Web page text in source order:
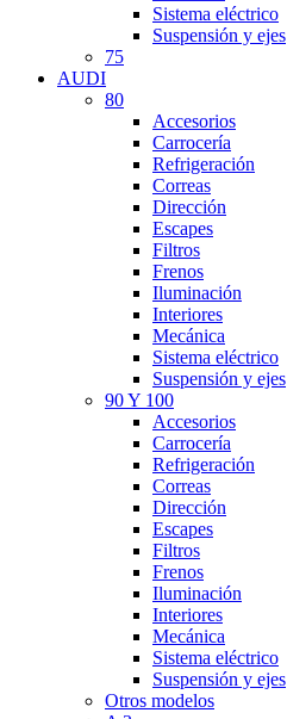
Sistema eléctrico
Suspensión y ejes
75
AUDI
80
Accesorios
Carrocería
Refrigeración
Correas
Dirección
Escapes
Filtros
Frenos
Iluminación
Interiores
Mecánica
Sistema eléctrico
Suspensión y ejes
90 Y 100
Accesorios
Carrocería
Refrigeración
Correas
Dirección
Escapes
Filtros
Frenos
Iluminación
Interiores
Mecánica
Sistema eléctrico
Suspensión y ejes
Otros modelos